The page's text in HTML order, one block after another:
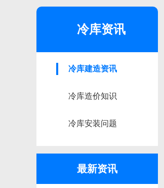
冷库资讯
冷库建造资讯
冷库造价知识
冷库安装问题
最新资讯